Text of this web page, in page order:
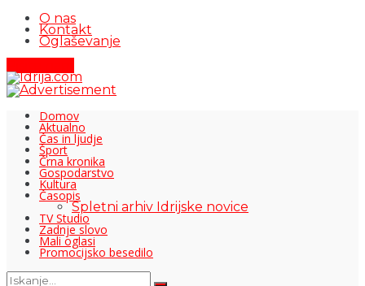
O nas
Kontakt
Oglaševanje
Domov
Aktualno
Čas in ljudje
Šport
Črna kronika
Gospodarstvo
Kultura
Časopis
Spletni arhiv Idrijske novice
TV Studio
Zadnje slovo
Mali oglasi
Promocijsko besedilo